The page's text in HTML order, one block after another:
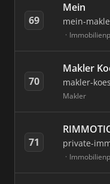
69
Mein
mein-
70
Makler
makler-
Makler
71 private-